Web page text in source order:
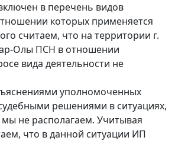
в перечень видов
которых применяется
считаем, что на территории г.
Олы ПСН в отношении
вида деятельности не
уполномоченных
решениями в ситуациях,
не располагаем. Учитывая
что в данной ситуации ИП